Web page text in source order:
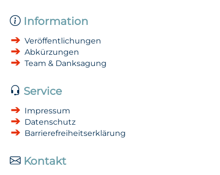
Information
Veröffentlichungen
Abkürzungen
Team & Danksagung
Service
Impressum
Datenschutz
Barrierefreiheitserklärung
Kontakt